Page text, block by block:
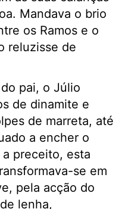
Mandava o brio
os Ramos e o
reluzisse de
pai, o Júlio
de dinamite e
de marreta, até
a encher o
preceito, esta
se em
pela acção do
lenha,